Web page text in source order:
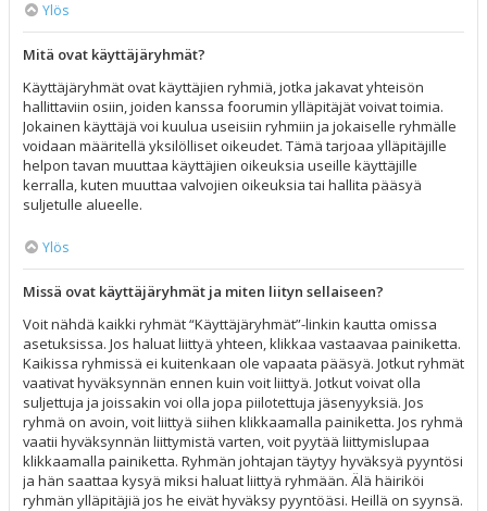
Ylös
Mitä ovat käyttäjäryhmät?
Käyttäjäryhmät ovat käyttäjien ryhmiä, jotka jakavat yhteisön
hallittaviin osiin, joiden kanssa foorumin ylläpitäjät voivat toimia.
Jokainen käyttäjä voi kuulua useisiin ryhmiin ja jokaiselle ryhmälle
voidaan määritellä yksilölliset oikeudet. Tämä tarjoaa ylläpitäjille
helpon tavan muuttaa käyttäjien oikeuksia useille käyttäjille
kerralla, kuten muuttaa valvojien oikeuksia tai hallita pääsyä
suljetulle alueelle.
Ylös
Missä ovat käyttäjäryhmät ja miten liityn sellaiseen?
Voit nähdä kaikki ryhmät “Käyttäjäryhmät”-linkin kautta omissa
asetuksissa. Jos haluat liittyä yhteen, klikkaa vastaavaa painiketta.
Kaikissa ryhmissä ei kuitenkaan ole vapaata pääsyä. Jotkut ryhmät
vaativat hyväksynnän ennen kuin voit liittyä. Jotkut voivat olla
suljettuja ja joissakin voi olla jopa piilotettuja jäsenyyksiä. Jos
ryhmä on avoin, voit liittyä siihen klikkaamalla painiketta. Jos ryhmä
vaatii hyväksynnän liittymistä varten, voit pyytää liittymislupaa
klikkaamalla painiketta. Ryhmän johtajan täytyy hyväksyä pyyntösi
ja hän saattaa kysyä miksi haluat liittyä ryhmään. Älä häiriköi
ryhmän ylläpitäjiä jos he eivät hyväksy pyyntöäsi. Heillä on syynsä.